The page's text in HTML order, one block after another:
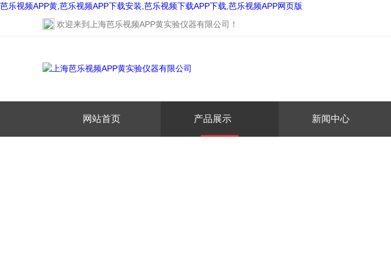
芭乐视频APP黄,芭乐视频APP下载安装,芭乐视频下载APP下载,芭乐视频APP网页版
欢迎来到
上海芭乐视频APP黄实验仪器有限公司 ！
网站首页 产品展示 新闻中心